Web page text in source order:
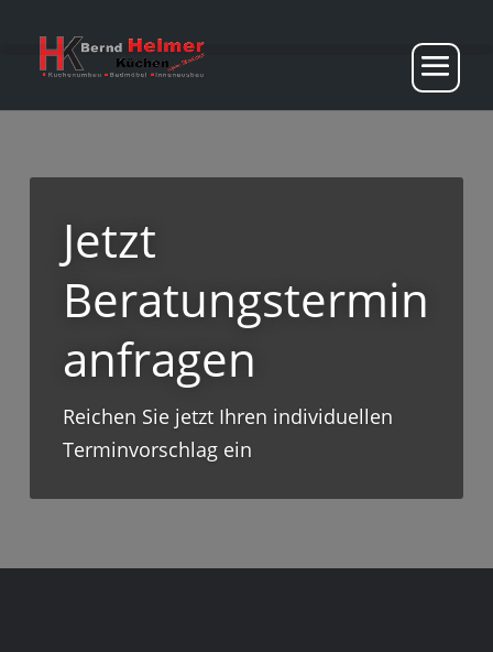
Jetzt
Beratungstermin
anfragen
Reichen Sie jetzt Ihren individuellen
Terminvorschlag ein